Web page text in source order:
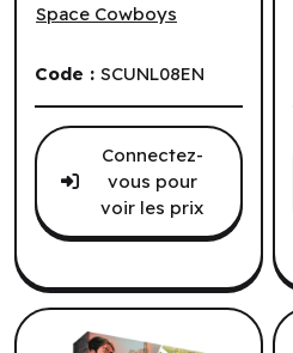
Space Cowboys
Code : SCUNL08EN
Connectez-
vous pour
voir les prix